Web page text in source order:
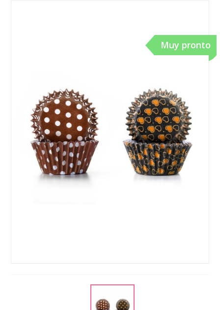
Muy pronto